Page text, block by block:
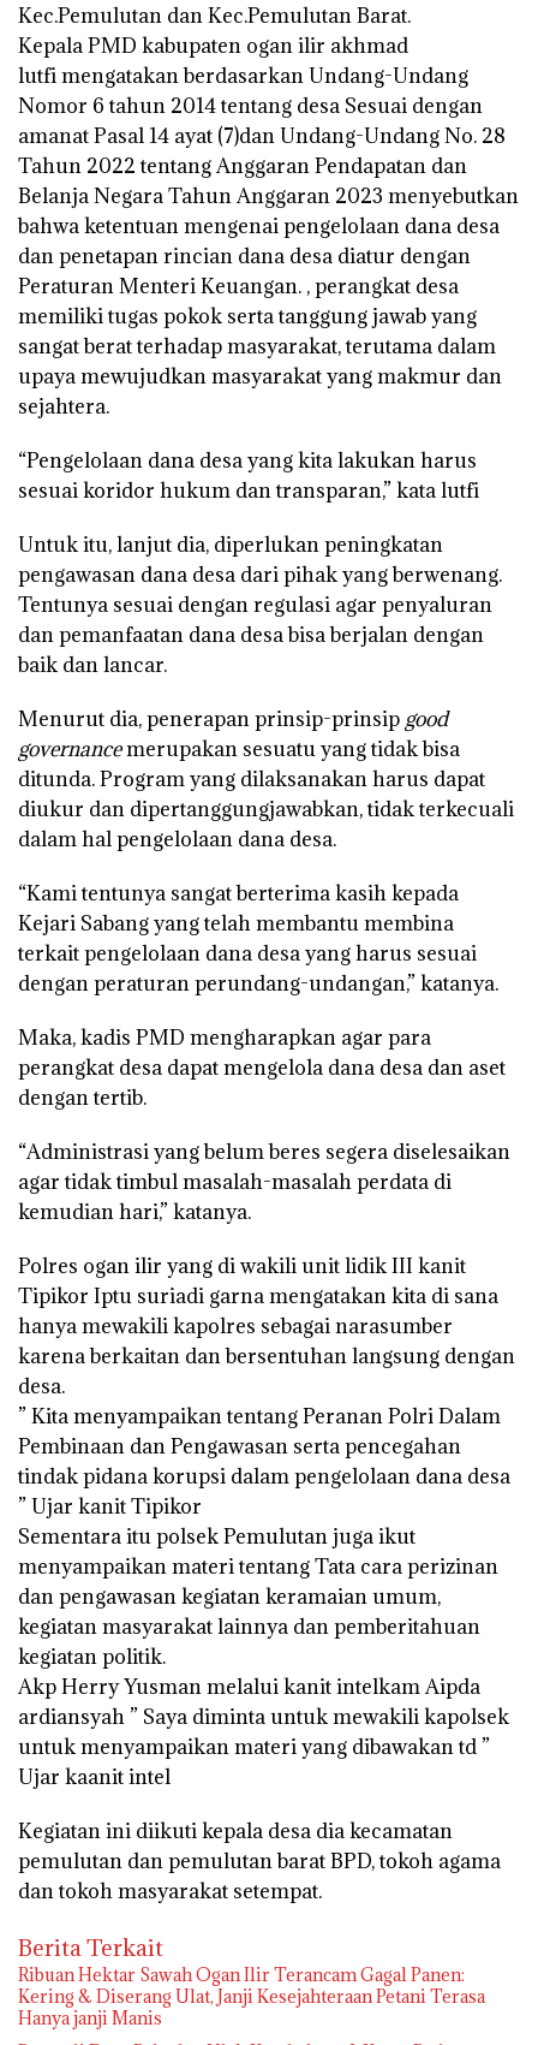
Kec.Pemulutan dan Kec.Pemulutan Barat.
Kepala PMD kabupaten ogan ilir akhmad
lutfi mengatakan berdasarkan Undang-Undang
Nomor 6 tahun 2014 tentang desa Sesuai dengan
amanat Pasal 14 ayat (7)dan Undang-Undang No. 28
Tahun 2022 tentang Anggaran Pendapatan dan
Belanja Negara Tahun Anggaran 2023 menyebutkan
bahwa ketentuan mengenai pengelolaan dana desa
dan penetapan rincian dana desa diatur dengan
Peraturan Menteri Keuangan. , perangkat desa
memiliki tugas pokok serta tanggung jawab yang
sangat berat terhadap masyarakat, terutama dalam
upaya mewujudkan masyarakat yang makmur dan
sejahtera.
“Pengelolaan dana desa yang kita lakukan harus
sesuai koridor hukum dan transparan,” kata lutfi
Untuk itu, lanjut dia, diperlukan peningkatan
pengawasan dana desa dari pihak yang berwenang.
Tentunya sesuai dengan regulasi agar penyaluran
dan pemanfaatan dana desa bisa berjalan dengan
baik dan lancar.
Menurut dia, penerapan prinsip-prinsip good
governancemerupakan sesuatu yang tidak bisa
ditunda. Program yang dilaksanakan harus dapat
diukur dan dipertanggungjawabkan, tidak terkecuali
dalam hal pengelolaan dana desa.
“Kami tentunya sangat berterima kasih kepada
Kejari Sabang yang telah membantu membina
terkait pengelolaan dana desa yang harus sesuai
dengan peraturan perundang-undangan,” katanya.
Maka, kadis PMD mengharapkan agar para
perangkat desa dapat mengelola dana desa dan aset
dengan tertib.
“Administrasi yang belum beres segera diselesaikan
agar tidak timbul masalah-masalah perdata di
kemudian hari,” katanya.
Polres ogan ilir yang di wakili unit lidik III kanit
Tipikor Iptu suriadi garna mengatakan kita di sana
hanya mewakili kapolres sebagai narasumber
karena berkaitan dan bersentuhan langsung dengan
desa.
” Kita menyampaikan tentang Peranan Polri Dalam
Pembinaan dan Pengawasan serta pencegahan
tindak pidana korupsi dalam pengelolaan dana desa
” Ujar kanit Tipikor
Sementara itu polsek Pemulutan juga ikut
menyampaikan materi tentang Tata cara perizinan
dan pengawasan kegiatan keramaian umum,
kegiatan masyarakat lainnya dan pemberitahuan
kegiatan politik.
Akp Herry Yusman melalui kanit intelkam Aipda
ardiansyah ” Saya diminta untuk mewakili kapolsek
untuk menyampaikan materi yang dibawakan td ”
Ujar kaanit intel
Kegiatan ini diikuti kepala desa dia kecamatan
pemulutan dan pemulutan barat BPD, tokoh agama
dan tokoh masyarakat setempat.
Berita Terkait
Ribuan Hektar Sawah Ogan Ilir Terancam Gagal Panen:
Kering & Diserang Ulat, Janji Kesejahteraan Petani Terasa